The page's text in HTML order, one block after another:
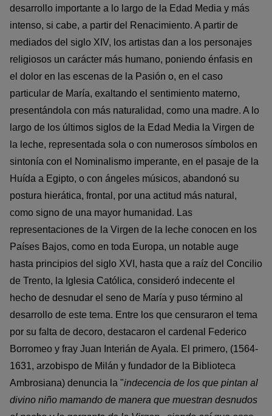
desarrollo importante a lo largo de la Edad Media y más
intenso, si cabe, a partir del Renacimiento. A partir de
mediados del siglo XIV, los artistas dan a los personajes
religiosos un carácter más humano, poniendo énfasis en
el dolor en las escenas de la Pasión o, en el caso
particular de María, exaltando el sentimiento materno,
presentándola con más naturalidad, como una madre. A lo
largo de los últimos siglos de la Edad Media la Virgen de
la leche, representada sola o con numerosos símbolos en
sintonía con el Nominalismo imperante, en el pasaje de la
Huída a Egipto, o con ángeles músicos, abandonó su
postura hierática, frontal, por una actitud más natural,
como signo de una mayor humanidad. Las
representaciones de la Virgen de la leche conocen en los
Países Bajos, como en toda Europa, un notable auge
hasta principios del siglo XVI, hasta que a raíz del Concilio
de Trento, la Iglesia Católica, consideró indecente el
hecho de desnudar el seno de María y puso término al
desarrollo de este tema. Entre los que censuraron el tema
por su falta de decoro, destacaron el cardenal Federico
Borromeo y fray Juan Interián de Ayala. El primero, (1564-
1631, arzobispo de Milán y fundador de la Biblioteca
Ambrosiana) denuncia la "indecencia de los que pintan al
divino niño mamando de manera que muestran desnudos